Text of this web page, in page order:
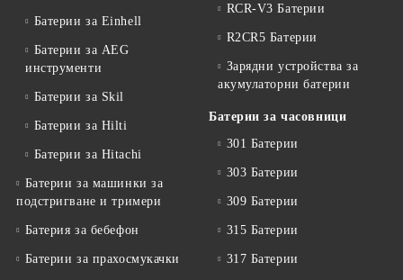
Батерии за Einhell
Батерии за AEG
инструменти
Батерии за Skil
Батерии за Hilti
Батерии за Hitachi
Батерии за машинки за
подстригване и тримери
Батерия за бебефон
Батерии за прахосмукачки
RCR-V3 Батерии
R2CR5 Батерии
Зарядни устройства за
акумулаторни батерии
Батерии за часовници
301 Батерии
303 Батерии
309 Батерии
315 Батерии
317 Батерии